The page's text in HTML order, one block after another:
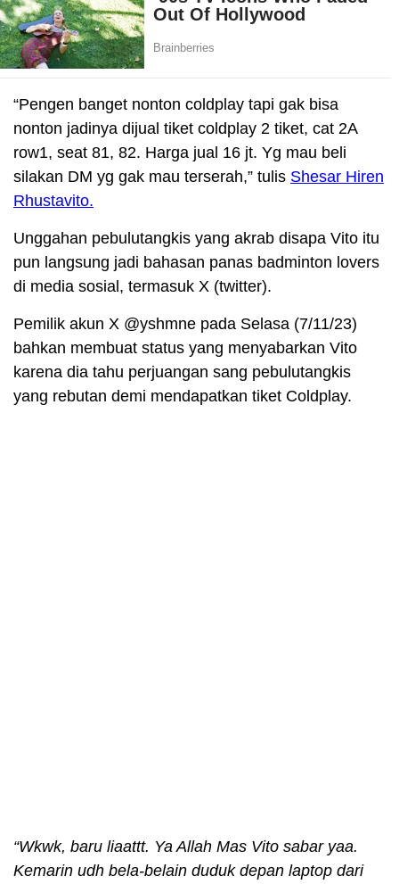
“Pengen banget nonton coldplay tapi gak bisa
nonton jadinya dijual tiket coldplay 2 tiket, cat 2A
row1, seat 81, 82. Harga jual 16 jt. Yg mau beli
silakan DM yg gak mau terserah,” tulis Shesar Hiren
Rhustavito.
Unggahan pebulutangkis yang akrab disapa Vito itu
pun langsung jadi bahasan panas badminton lovers
di media sosial, termasuk X (twitter).
Pemilik akun X @yshmne pada Selasa (7/11/23)
bahkan membuat status yang menyabarkan Vito
karena dia tahu perjuangan sang pebulutangkis
yang rebutan demi mendapatkan tiket Coldplay.
“Wkwk, baru liaattt. Ya Allah Mas Vito sabar yaa.
Kemarin udh bela-belain duduk depan laptop dari